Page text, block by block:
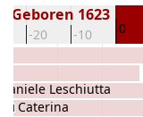
-20 -10 0
Geboren 1623
Daniele Leschiutta
Caterina